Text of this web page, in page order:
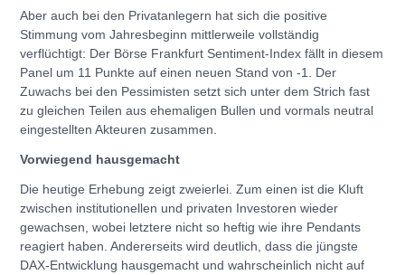
Aber auch bei den Privatanlegern hat sich die positive
Stimmung vom Jahresbeginn mittlerweile vollständig
verflüchtigt: Der Börse Frankfurt Sentiment-Index fällt in diesem
Panel um 11 Punkte auf einen neuen Stand von -1. Der
Zuwachs bei den Pessimisten setzt sich unter dem Strich fast
zu gleichen Teilen aus ehemaligen Bullen und vormals neutral
eingestellten Akteuren zusammen.
Vorwiegend hausgemacht
Die heutige Erhebung zeigt zweierlei. Zum einen ist die Kluft
zwischen institutionellen und privaten Investoren wieder
gewachsen, wobei letztere nicht so heftig wie ihre Pendants
reagiert haben. Andererseits wird deutlich, dass die jüngste
DAX-Entwicklung hausgemacht und wahrscheinlich nicht auf